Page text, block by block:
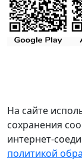
На сайте
сохранения
интернет-
политикой